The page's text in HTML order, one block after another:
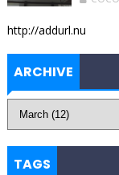
http://addurl.nu
ARCHIVE
TAGS